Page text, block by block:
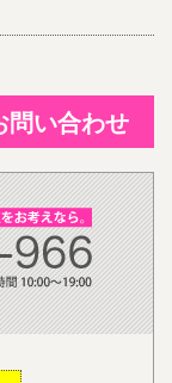
問い合わせ